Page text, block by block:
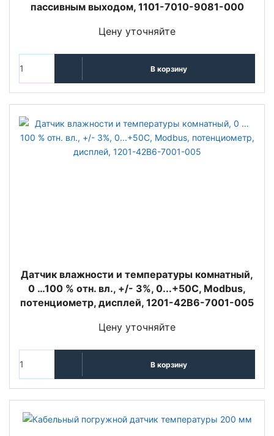
пассивным выходом, 1101-7010-9081-000
Цену уточняйте
В корзину
Датчик влажности и температуры комнатный,
0 …100 % отн. вл., +/- 3%, 0...+50C, Modbus,
потенциометр, дисплей, 1201-42B6-7001-005
Цену уточняйте
В корзину